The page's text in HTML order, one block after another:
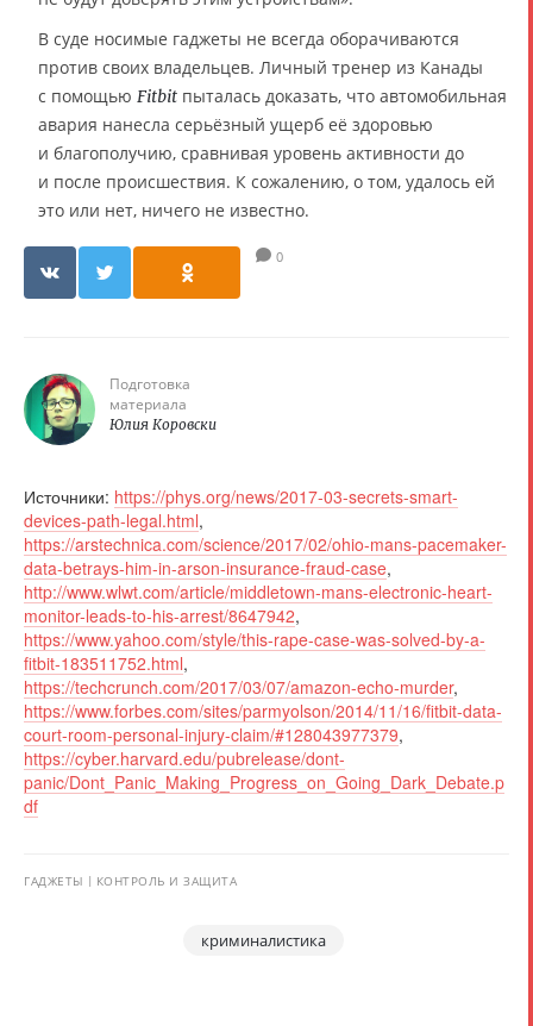
В суде носимые гаджеты не всегда оборачиваются
против своих владельцев. Личный тренер из Канады
с помощью Fitbit пыталась доказать, что автомобильная
авария нанесла серьёзный ущерб её здоровью
и благополучию, сравнивая уровень активности до
и после происшествия. К сожалению, о том, удалось ей
это или нет, ничего не известно.
0
Подготовка
материала
Юлия Коровски
Источники: https://phys.org/news/2017-03-secrets-smart-
devices-path-legal.html,
https://arstechnica.com/science/2017/02/ohio-mans-pacemaker-
data-betrays-him-in-arson-insurance-fraud-case,
http://www.wlwt.com/article/middletown-mans-electronic-heart-
monitor-leads-to-his-arrest/8647942,
https://www.yahoo.com/style/this-rape-case-was-solved-by-a-
fitbit-183511752.html,
https://techcrunch.com/2017/03/07/amazon-echo-murder,
https://www.forbes.com/sites/parmyolson/2014/11/16/fitbit-data-
court-room-personal-injury-claim/#128043977379,
https://cyber.harvard.edu/pubrelease/dont-
panic/Dont_Panic_Making_Progress_on_Going_Dark_Debate.p
df
ГАДЖЕТЫ КОНТРОЛЬ И ЗАЩИТА
криминалистика